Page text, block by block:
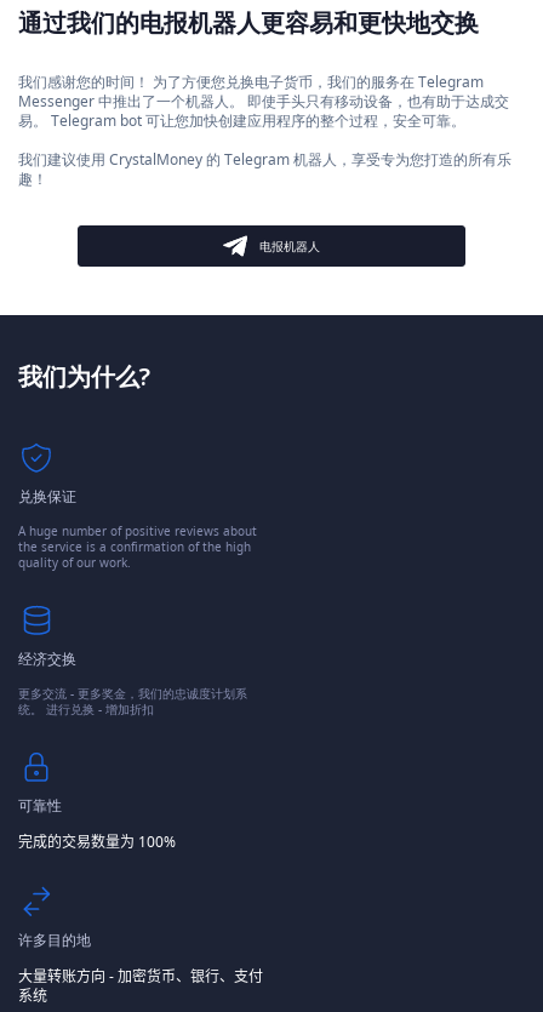
通过我们的电报机器人更容易和更快地交换
我们感谢您的时间！ 为了方便您兑换电子货币，我们的服务在 Telegram
Messenger 中推出了一个机器人。 即使手头只有移动设备，也有助于达成交
易。 Telegram bot 可让您加快创建应用程序的整个过程，安全可靠。
我们建议使用 CrystalMoney 的 Telegram 机器人，享受专为您打造的所有乐
趣！
电报机器人
我们为什么?
兑换保证
A huge number of positive reviews about
the service is a confirmation of the high
quality of our work.
经济交换
更多交流 - 更多奖金，我们的忠诚度计划系
统。 进行兑换 - 增加折扣
可靠性
完成的交易数量为 100%
许多目的地
大量转账方向 - 加密货币、银行、支付
系统